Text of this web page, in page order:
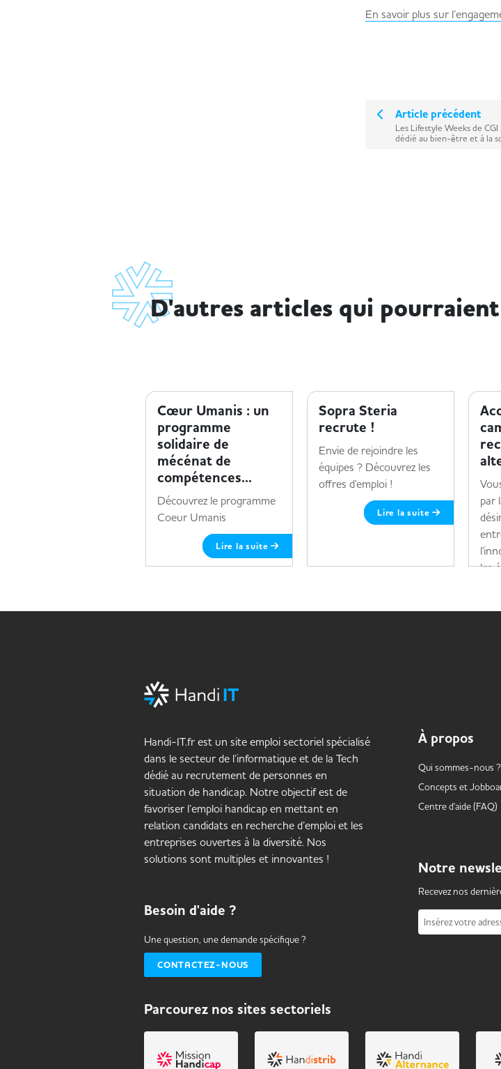
En savoir plus sur
Article précédent
Les Lifestyle Weeks de
dédié au bien-être et à la
D'autres articles qui
Cœur Umanis : un
programme
solidaire de
mécénat de
compétences...
Découvrez le programme
Coeur Umanis
Lire la suite
Sopra Steria
recrute !
Envie de rejoindre les
équipes ? Découvrez les
offres d'emploi !
Lire la suite
par
les
Handi-IT.fr est un site emploi sectoriel spécialisé
dans le secteur de l’informatique et de la Tech
dédié au recrutement de personnes en
situation de handicap. Notre objectif est de
favoriser l’emploi handicap en mettant en
relation candidats en recherche d’emploi et les
entreprises ouvertes à la diversité. Nos
solutions sont multiples et innovantes !
Besoin d'aide ?
Une question, une demande spécifique ?
CONTACTEZ-NOUS
À propos
Qui sommes-nous ?
Concepts et
Centre d'aide (FAQ)
Notre
Recevez nos
Insérez votre
Parcourez nos sites sectoriels